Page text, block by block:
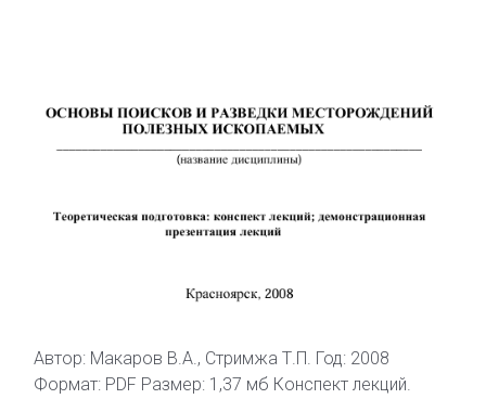
Автор: Макаров В.А., Стримжа Т.П. Год: 2008
Формат: PDF Размер: 1,37 мб Конспект лекций.